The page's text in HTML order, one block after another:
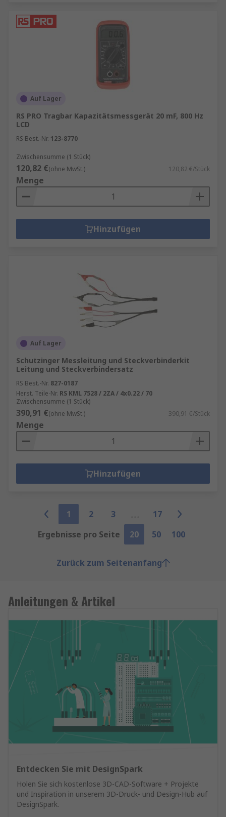
Auf Lager
RS PRO Tragbar Kapazitätsmessgerät 20 mF, 800 Hz
LCD
RS Best.-Nr. 123-8770
Zwischensumme (1 Stück)
120,82 €(ohne MwSt.) 120,82 €/Stück
Menge
Hinzufügen
Auf Lager
Schutzinger Messleitung und Steckverbinderkit
Leitung und Steckverbindersatz
RS Best.-Nr. 827-0187
Herst. Teile-Nr. RS KML 7528 / 2ZA / 4x0.22 / 70
Zwischensumme (1 Stück)
390,91 €(ohne MwSt.) 390,91 €/Stück
Menge
Hinzufügen
1 2 3
17
Ergebnisse pro Seite
20 50 100
Zurück zum Seitenanfang
Anleitungen & Artikel
Entdecken Sie mit DesignSpark
Holen Sie sich kostenlose 3D-CAD-Software + Projekte
und Inspiration in unserem 3D-Druck- und Design-Hub auf
DesignSpark.